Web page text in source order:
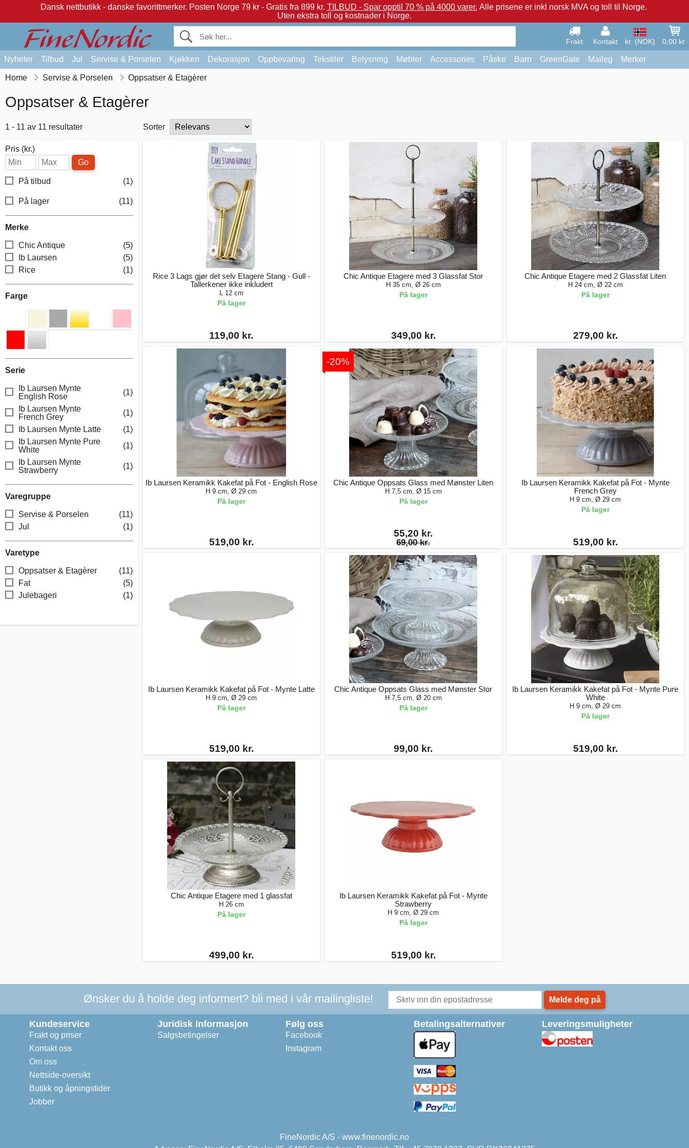
Dansk nettbutikk - danske favorittmerker. Posten Norge 79 kr - Gratis fra 899 kr. TILBUD - Spar opptil 70 % på 4000 varer. Alle prisene er inkl norsk MVA og toll til Norge.
Uten ekstra toll og kostnader i Norge.
Frakt Kontakt kr. (NOK) 0,00 kr.
Nyheter Tilbud Jul Servise & Porselen Kjøkken Dekorasjon Oppbevaring Tekstiler Belysning Møbler Accessories Påske Barn GreenGate Maileg Merker
Home Servise & Porselen Oppsatser & Etagèrer
Oppsatser & Etagèrer
1 - 11 av 11 resultater Sorter
Pris (kr.)
Go
På tilbud (1)
På lager (11)
Merke
Chic Antique
(5)
Ib Laursen
(5)
Rice
(1)
Farge
Serie
Ib Laursen Mynte
English Rose
(1)
Ib Laursen Mynte
French Grey
(1)
Ib Laursen Mynte Latte
(1)
Ib Laursen Mynte Pure
White
(1)
Ib Laursen Mynte
Strawberry
(1)
Varegruppe
Servise & Porselen
(11)
Jul
(1)
Varetype
Oppsatser & Etagèrer
(11)
Fat
(5)
Julebageri
(1)
Rice 3 Lags gjør det selv Etagere Stang - Gull -
Tallerkener ikke inkludert
L 12 cm
På lager
119,00 kr.
Chic Antique Etagere med 3 Glassfat Stor
H 35 cm, Ø 26 cm
På lager
349,00 kr.
Chic Antique Etagere med 2 Glassfat Liten
H 24 cm, Ø 22 cm
På lager
279,00 kr.
Ib Laursen Keramikk Kakefat på Fot - English Rose
H 9 cm, Ø 29 cm
På lager
519,00 kr.
-20%
Chic Antique Oppsats Glass med Mønster Liten
H 7,5 cm, Ø 15 cm
På lager
55,20 kr.
69,00 kr.
Ib Laursen Keramikk Kakefat på Fot - Mynte
French Grey
H 9 cm, Ø 29 cm
På lager
519,00 kr.
Ib Laursen Keramikk Kakefat på Fot - Mynte Latte
H 9 cm, Ø 29 cm
På lager
519,00 kr.
Chic Antique Oppsats Glass med Mønster Stor
H 7,5 cm, Ø 20 cm
På lager
99,00 kr.
Ib Laursen Keramikk Kakefat på Fot - Mynte Pure
White
H 9 cm, Ø 29 cm
På lager
519,00 kr.
Chic Antique Etagere med 1 glassfat
H 26 cm
På lager
499,00 kr.
Ib Laursen Keramikk Kakefat på Fot - Mynte
Strawberry
H 9 cm, Ø 29 cm
På lager
519,00 kr.
Ønsker du å holde deg informert? bli med i vår mailingliste! Melde deg på
Kundeservice
Frakt og priser
Kontakt oss
Om oss
Nettside-oversikt
Butikk og åpningstider
Jobber
Juridisk informasjon
Salgsbetingelser
Følg oss
Facebook
Instagram
Betalingsalternativer Leveringsmuligheter
FineNordic A/S - www.finenordic.no